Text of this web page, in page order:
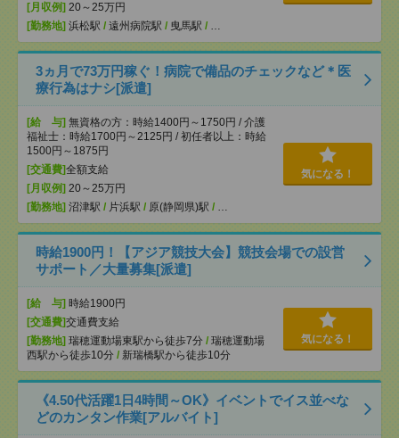
[月収例] 20～25万円
[勤務地] 浜松駅 / 遠州病院駅 / 曳馬駅 / …
3ヵ月で73万円稼ぐ！病院で備品のチェックなど＊医
療行為はナシ[派遣]
[給 与] 無資格の方：時給1400円～1750円 / 介護
福祉士：時給1700円～2125円 / 初任者以上：時給
1500円～1875円
[交通費]全額支給
[月収例] 20～25万円
[勤務地] 沼津駅 / 片浜駅 / 原(静岡県)駅 / …
気になる！
時給1900円！【アジア競技大会】競技会場での設営
サポート／大量募集[派遣]
[給 与] 時給1900円
[交通費]交通費支給
[勤務地] 瑞穂運動場東駅から徒歩7分 / 瑞穂運動場
西駅から徒歩10分 / 新瑞橋駅から徒歩10分
気になる！
《4.50代活躍1日4時間～OK》イベントでイス並べな
どのカンタン作業[アルバイト]